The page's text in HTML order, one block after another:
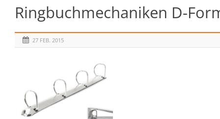
Ringbuchmechaniken D-
27 FEB. 2015